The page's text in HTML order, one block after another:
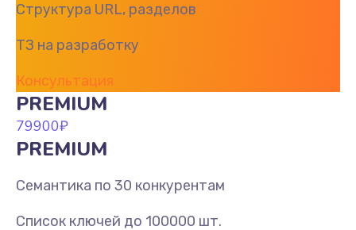
Структура URL, разделов
ТЗ на разработку
Консультация
PREMIUM
79900₽
PREMIUM
Семантика по 30 конкурентам
Список ключей до 100000 шт.